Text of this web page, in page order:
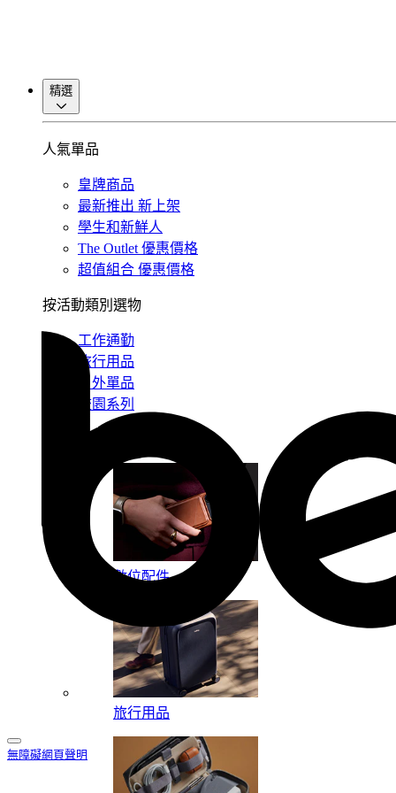
無障礙網頁聲明
精選
人氣單品
皇牌商品
最新推出 新上架
學生和新鮮人
The Outlet 優惠價格
超值組合 優惠價格
按活動類別選物
工作通勤
旅行用品
戶外單品
校園系列
數位配件
旅行用品